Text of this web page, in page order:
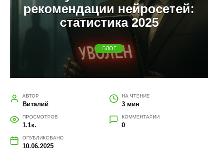
рекомендации нейросетей:
статистика 2025
БЛОГ
АВТОР
Виталий
НА ЧТЕНИЕ
3 мин
ПРОСМОТРОВ
1.1к.
КОММЕНТАРИИ
0
ОПУБЛИКОВАНО
10.06.2025